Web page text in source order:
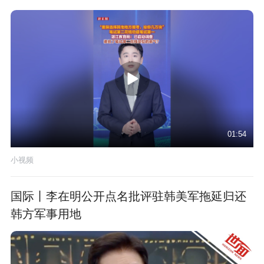
01:54
小视频
国际丨李在明公开点名批评驻韩美军拖延归还
韩方军事用地